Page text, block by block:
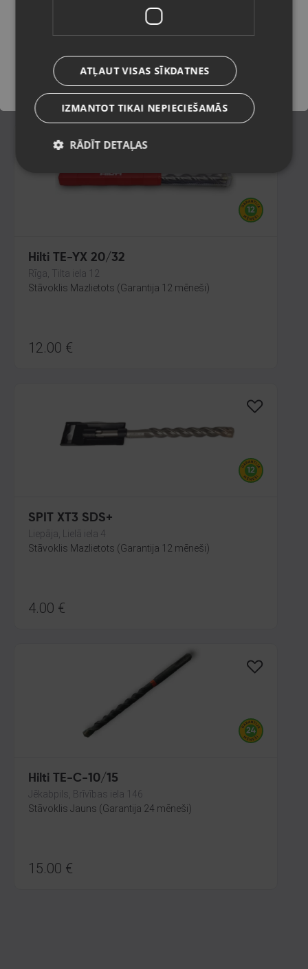
Stāvoklis Jauns (Garantija 24 mēneši)
€
Hilti TE-YX 20/32
Rīga, Tilta iela 12
Stāvoklis Mazlietots (Garantija 12 mēneši)
12.00 €
SPIT XT3 SDS+
Liepāja, Lielā iela 4
Stāvoklis Mazlietots (Garantija 12 mēneši)
4.00 €
Hilti TE-C-10/15
Jēkabpils, Brīvības iela 146
Stāvoklis Jauns (Garantija 24 mēneši)
15.00 €
Saglabāt
ATĻAUT VISAS SĪKDATNES
IZMANTOT TIKAI NEPIECIEŠAMĀS
RĀDĪT DETAĻAS